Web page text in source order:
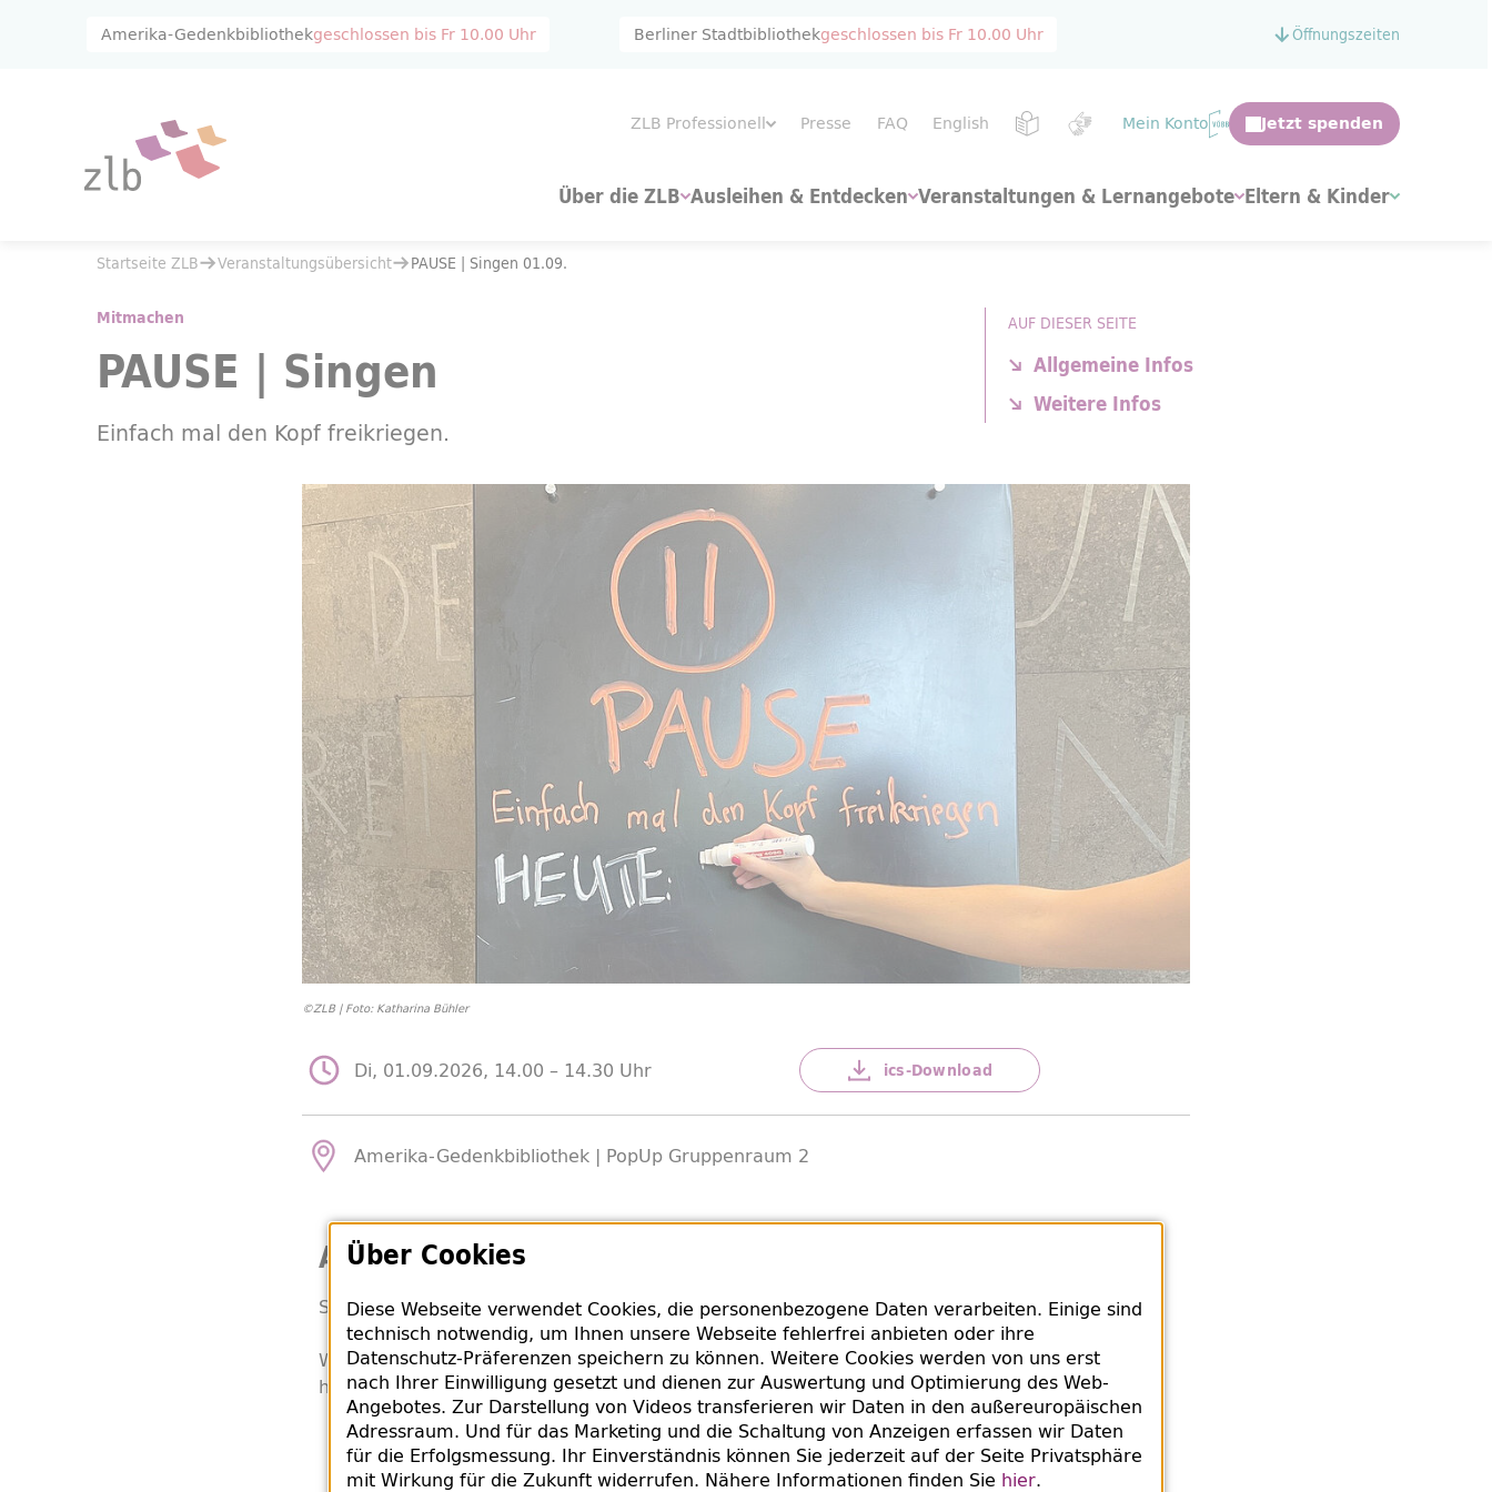
Zum Hauptinhalt springen Zur Suche springen
Amerika-Gedenkbibliothekgeschlossen bis Fr 10.00 Uhr Berliner Stadtbibliothekgeschlossen bis Fr 10.00 Uhr Öffnungszeiten
ZLB Professionell Presse FAQ English Mein Konto
Über die ZLB Ausleihen & Entdecken Veranstaltungen & Lernangebote Eltern & Kinder
Veranstaltungsübersicht
PAUSE | Singen 01.09.Sie befinden sich hier:
Startseite ZLB Veranstaltungsübersicht PAUSE | Singen 01.09.
Mitmachen
PAUSE | Singen
Einfach mal den Kopf freikriegen.
AUF DIESER SEITE
Allgemeine Infos
Weitere Infos
©ZLB | Foto: Katharina Bühler
Di, 01.09.2026, 14.00 – 14.30 Uhr ics-Download
Amerika-Gedenkbibliothek | PopUp Gruppenraum 2
Allgemeine Infos
Sie müssen mal den Kopf frei kriegen? Singen Sie mit uns!
Wir bieten Ihnen in der Amerika-Gedenkbibliothek (AGB) wieder jeden Dienstag um 14 Uhr eine
halbstündige Auszeit. Es sind keine Vorkenntnisse nötig, lediglich Freude am Singen.
Über Cookies
Diese Webseite verwendet Cookies, die personenbezogene Daten verarbeiten. Einige sind
technisch notwendig, um Ihnen unsere Webseite fehlerfrei anbieten oder ihre
Datenschutz-Präferenzen speichern zu können. Weitere Cookies werden von uns erst
nach Ihrer Einwilligung gesetzt und dienen zur Auswertung und Optimierung desWeb-
Angebotes. Zur Darstellung von Videos transferieren wir Daten in den außereuropäischen
Adressraum. Und für das Marketing und die Schaltung von Anzeigen erfassen wir Daten
für die Erfolgsmessung. Ihr Einverständnis können Sie jederzeit auf der Seite Privatsphäre
mit Wirkung für die Zukunft widerrufen. Nähere Informationen finden Sie hier.